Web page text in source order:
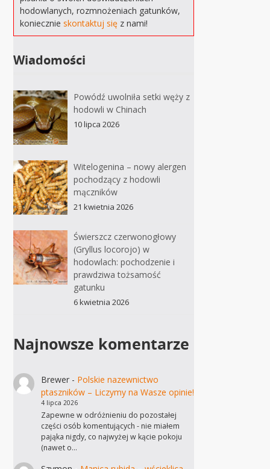
hodowlanych, rozmnożeniach gatunków,
koniecznieskontaktuj się z nami!
Wiadomości
Powódź uwolniła setki węży z
hodowli w Chinach
10 lipca 2026
Witelogenina – nowy alergen
pochodzący z hodowli
mączników
21 kwietnia 2026
Świerszcz czerwonogłowy
(Gryllus locorojo) w
hodowlach: pochodzenie i
prawdziwa tożsamość
gatunku
6 kwietnia 2026
Najnowsze komentarze
Brewer- Polskie nazewnictwo
ptaszników – Liczymy na Wasze opinie!
4 lipca 2026
Zapewne w odróżnieniu do pozostałej
części osób komentujących - nie miałem
pająka nigdy, co najwyżej w kącie pokoju
(nawet o…